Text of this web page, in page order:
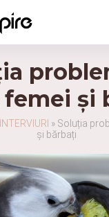
și
INTERVIURI » Soluția
și bărbați